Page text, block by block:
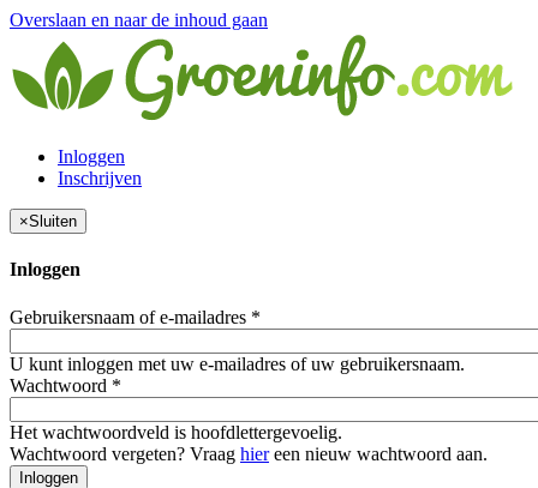
Overslaan en naar de inhoud gaan
Inloggen
Inschrijven
×Sluiten
Inloggen
Gebruikersnaam of e-mailadres *
U kunt inloggen met uw e-mailadres of uw gebruikersnaam.
Wachtwoord *
Het wachtwoordveld is hoofdlettergevoelig.
Wachtwoord vergeten? Vraag hiereen nieuw wachtwoord aan.
Inloggen